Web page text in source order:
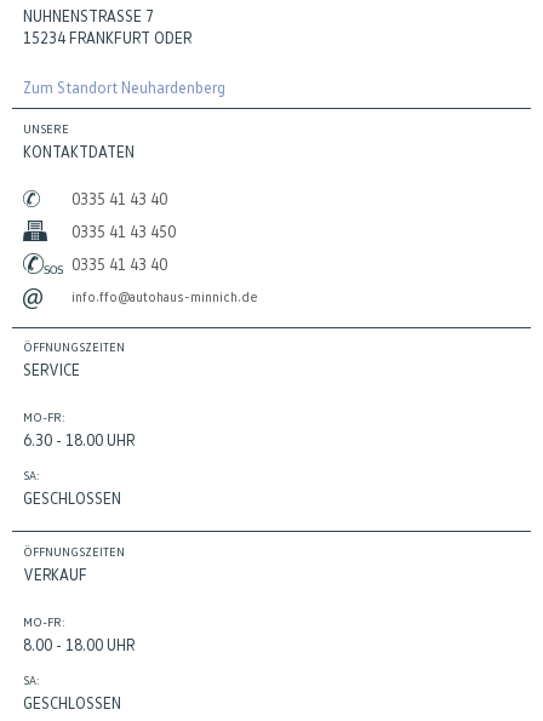
NUHNENSTRASSE 7
15234 FRANKFURT ODER
Zum Standort Neuhardenberg
UNSERE
KONTAKTDATEN
0335 41 43 40
0335 41 43 450
0335 41 43 40
info.ffo@autohaus-minnich.de
ÖFFNUNGSZEITEN
SERVICE
MO-FR:
6.30 - 18.00 UHR
SA:
GESCHLOSSEN
ÖFFNUNGSZEITEN
VERKAUF
MO-FR:
8.00 - 18.00 UHR
SA:
GESCHLOSSEN